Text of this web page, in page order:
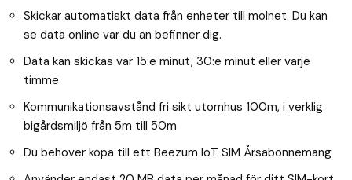
Skickar automatiskt data från enheter till molnet. Du kan
se data online var du än befinner dig.
Data kan skickas var 15:e minut, 30:e minut eller varje
timme
Kommunikationsavstånd fri sikt utomhus 100m, i verklig
bigårdsmiljö från 5m till 50m
Du behöver köpa till ett Beezum IoT SIM Årsabonnemang